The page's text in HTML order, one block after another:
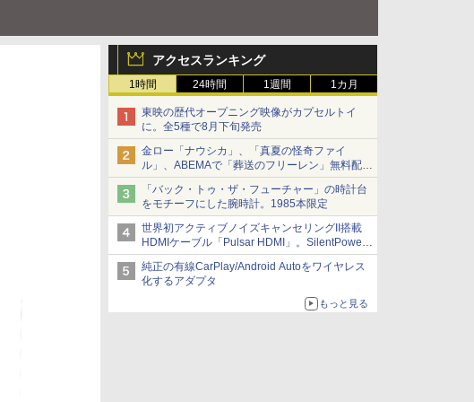
アクセスランキング
1時間 24時間 1週間 1カ月
東映の歴代オープニング映像がカプセルトイ
に。全5種で8月下旬発売
金ロー「ナウシカ」、「真夏の怪奇ファイ
ル」、ABEMAで「葬送のフリーレン」無料配信
など。夏の特番・配信情報
「バック・トゥ・ザ・フューチャー」の時計台
をモチーフにした腕時計。1985本限定
世界初アクティブノイズキャンセリングII搭載
HDMIケーブル「Pulsar HDMI」。SilentPower
から
純正の有線CarPlay/Android Autoをワイヤレス
化するアダプタ
もっと見る